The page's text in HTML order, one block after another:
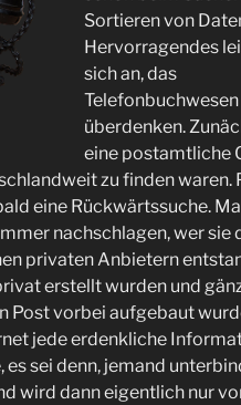
Sortieren von
Hervorragendes
sich an, das
Telefonbuchwesen
überdenken.
eine postamtliche
zu finden waren.
eine Rückwärtssuche.
nachschlagen, wer sie
privaten Anbietern
erstellt wurden und
Post vorbei aufgebaut
jede erdenkliche
sei denn, jemand
wird dann eigentlich nur